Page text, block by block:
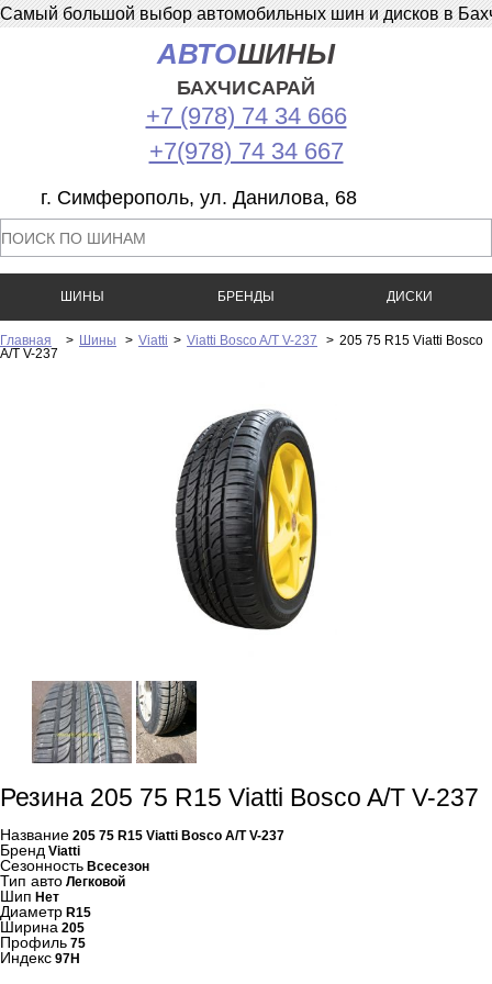
Самый большой выбор автомобильных шин и дисков в
АВТОШИНЫ
БАХЧИСАРАЙ
+7 (978) 74 34 666
+7(978) 74 34 667
г. Симферополь, ул. Данилова, 68
ШИНЫ БРЕНДЫ ДИСКИ
Главная > Шины > Viatti > Viatti Bosco A/T V-237 > 205 75 R15 Viatti Bosco
A/T V-237
Резина 205 75 R15 Viatti Bosco A/T V-237
Название 205 75 R15 Viatti Bosco A/T V-237
Бренд Viatti
Сезонность Всесезон
Тип авто Легковой
Шип Нет
Диаметр R15
Ширина 205
Профиль 75
Индекс 97H